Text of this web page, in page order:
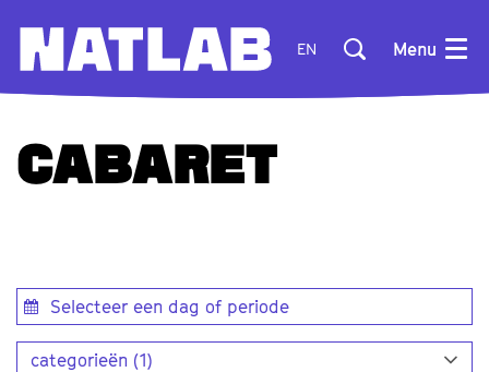
EN Menu
CABARET
categorieën (1)